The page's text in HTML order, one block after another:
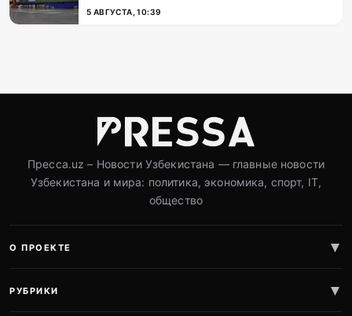
5 АВГУСТА, 10:39
Пресса.uz – Новости Узбекистана — главные новости
Узбекистана и мира: политика, экономика, спорт, IT,
общество
О ПРОЕКТЕ
РУБРИКИ